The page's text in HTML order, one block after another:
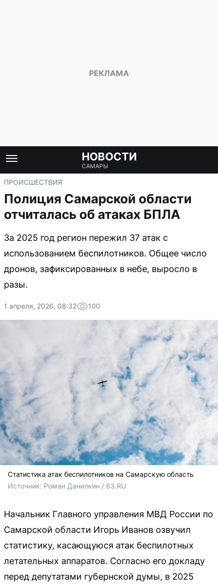
НОВОСТИ
САМАРЫ
ПРОИСШЕСТВИЯ
Полиция Самарской области
отчиталась об атаках БПЛА
За 2025 год регион пережил 37 атак с
использованием беспилотников. Общее число
дронов, зафиксированных в небе, выросло в
разы.
1 апреля, 2026, 08:32 100
Статистика атак беспилотников на Самарскую область
Источник: Роман Данилкин / 63.RU
Начальник Главного управления МВД России по
Самарской области Игорь Иванов озвучил
статистику, касающуюся атак беспилотных
летательных аппаратов. Согласно его докладу
перед депутатами губернской думы, в 2025